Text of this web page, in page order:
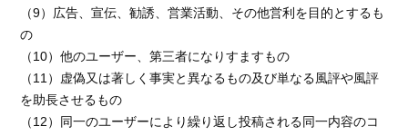
（9）広告、宣伝、勧誘、営業活動、その他営利を目的とするも
の
（10）他のユーザー、第三者になりすますもの
（11）虚偽又は著しく事実と異なるもの及び単なる風評や風評
を助長させるもの
（12）同一のユーザーにより繰り返し投稿される同一内容のコ